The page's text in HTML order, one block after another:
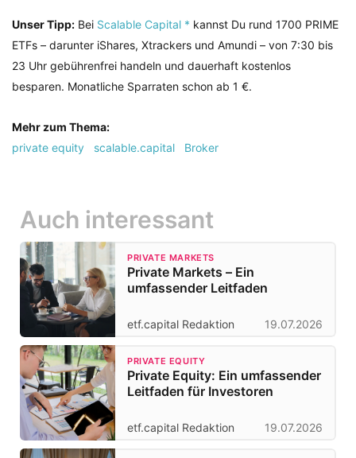
Unser Tipp: Bei Scalable Capital * kannst Du rund 1700 PRIME
ETFs – darunter iShares, Xtrackers und Amundi – von 7:30 bis
23 Uhr gebührenfrei handeln und dauerhaft kostenlos
besparen. Monatliche Sparraten schon ab 1 €.
Mehr zum Thema:
private equity
scalable.capital Broker
Auch interessant
PRIVATE MARKETS
Private Markets – Ein
umfassender Leitfaden
etf.capital Redaktion 19.07.2026
PRIVATE EQUITY
Private Equity: Ein umfassender
Leitfaden für Investoren
etf.capital Redaktion 19.07.2026